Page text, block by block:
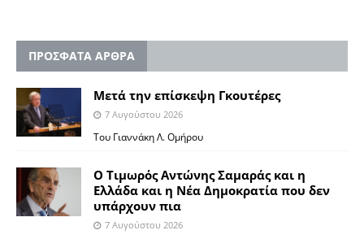
ΠΡΟΣΦΑΤΑ ΑΡΘΡΑ
Μετά την επίσκεψη Γκουτέρες
7 Αυγούστου 2026
Του Γιαννάκη Λ. Ομήρου
Ο Τιμωρός Αντώνης Σαμαράς και η
Ελλάδα και η Νέα Δημοκρατία που δεν
υπάρχουν πια
7 Αυγούστου 2026